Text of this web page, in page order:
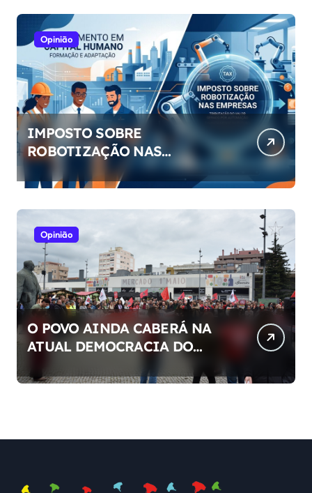
Opinião
IMPOSTO SOBRE
ROBOTIZAÇÃO NAS
EMPRESAS
Opinião
O POVO AINDA CABERÁ NA
ATUAL DEMOCRACIA DO